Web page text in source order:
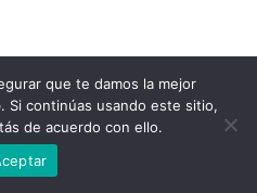
que te damos la mejor
Si continúas usando este sitio,
de acuerdo con ello.